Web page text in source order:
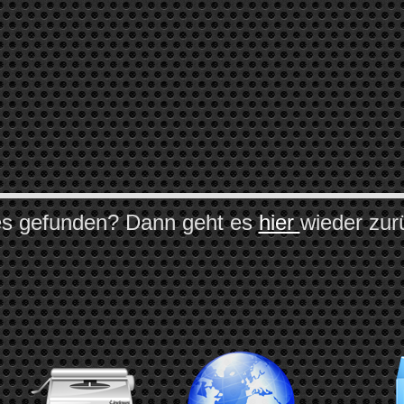
gefunden? Dann geht eshierwieder